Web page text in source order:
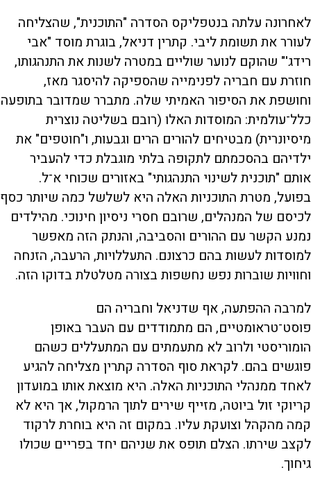
לאחרונה עלתה בנטפליקס הסדרה "התוכנית", שהצליחה
לעורר את תשומת ליבי. קתרין דניאל, בוגרת מוסד "אבי
רידג'" שהוקם לנוער שוליים במטרה לשנות את התנהגותו,
חוזרת עם חבריה לפנימייה שהספיקה להיסגר מאז,
וחושפת את הסיפור האמיתי שלה. מתברר שמדובר בתופעה
כלל־עולמית: המוסדות האלו (רובם בשליטה נוצרית
מיסיונרית) מבטיחים להורים הרים וגבעות, ו"חוטפים" את
ילדיהם בהסכמתם לתקופה בלתי מוגבלת כדי להעביר
אותם "תוכנית לשינוי התנהגותי" באזורים שכוחי א־ל.
בפועל, מטרת התוכניות האלה היא לשלשל כמה שיותר כסף
לכיסם של המנהלים, שרובם חסרי ניסיון חינוכי. מהילדים
נמנע הקשר עם ההורים והסביבה, והנתק הזה מאפשר
למוסדות לעשות בהם כרצונם. התעללויות, הרעבה, הזנחה
וחוויות שוברות נפש נחשפות בצורה מטלטלת בדוקו הזה.
למרבה ההפתעה, אף שדניאל וחבריה הם
פוסט־טראומטיים, הם מתמודדים עם העבר באופן
הומוריסטי ולרוב לא מתעמתים עם המתעללים כשהם
פוגשים בהם. לקראת סוף הסדרה קתרין מצליחה להגיע
לאחד ממנהלי התוכניות האלה. היא מוצאת אותו במועדון
קריוקי זול ביוטה, מזייף שירים לתוך הרמקול, אך היא לא
קמה מהקהל וצועקת עליו. במקום זה היא בוחרת לרקוד
לקצב שירתו. הצלם תופס את שניהם יחד בפריים שכולו
גיחוך.